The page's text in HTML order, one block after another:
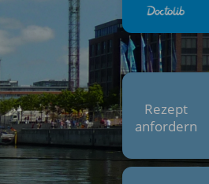
Rezept
anfordern